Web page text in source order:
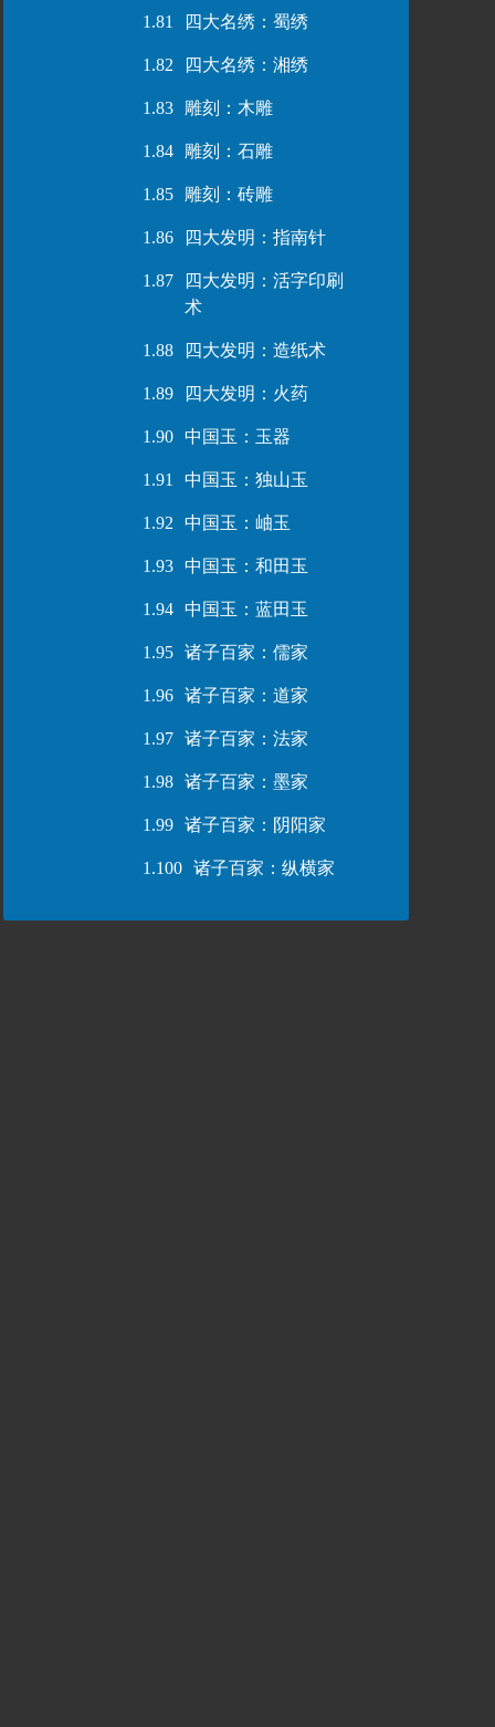
1.81 四大名绣：蜀绣
1.82 四大名绣：湘绣
1.83 雕刻：木雕
1.84 雕刻：石雕
1.85 雕刻：砖雕
1.86 四大发明：指南针
1.87
四大发明：活字印刷
术
1.88 四大发明：造纸术
1.89 四大发明：火药
1.90 中国玉：玉器
1.91 中国玉：独山玉
1.92 中国玉：岫玉
1.93 中国玉：和田玉
1.94 中国玉：蓝田玉
1.95 诸子百家：儒家
1.96 诸子百家：道家
1.97 诸子百家：法家
1.98 诸子百家：墨家
1.99 诸子百家：阴阳家
1.100 诸子百家：纵横家